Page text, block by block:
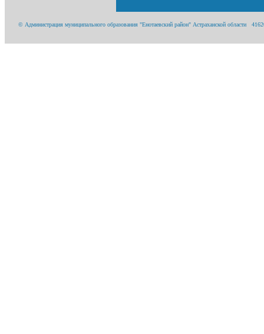
© Администрация муниципального образования "Енотаевский район" Астраханской области